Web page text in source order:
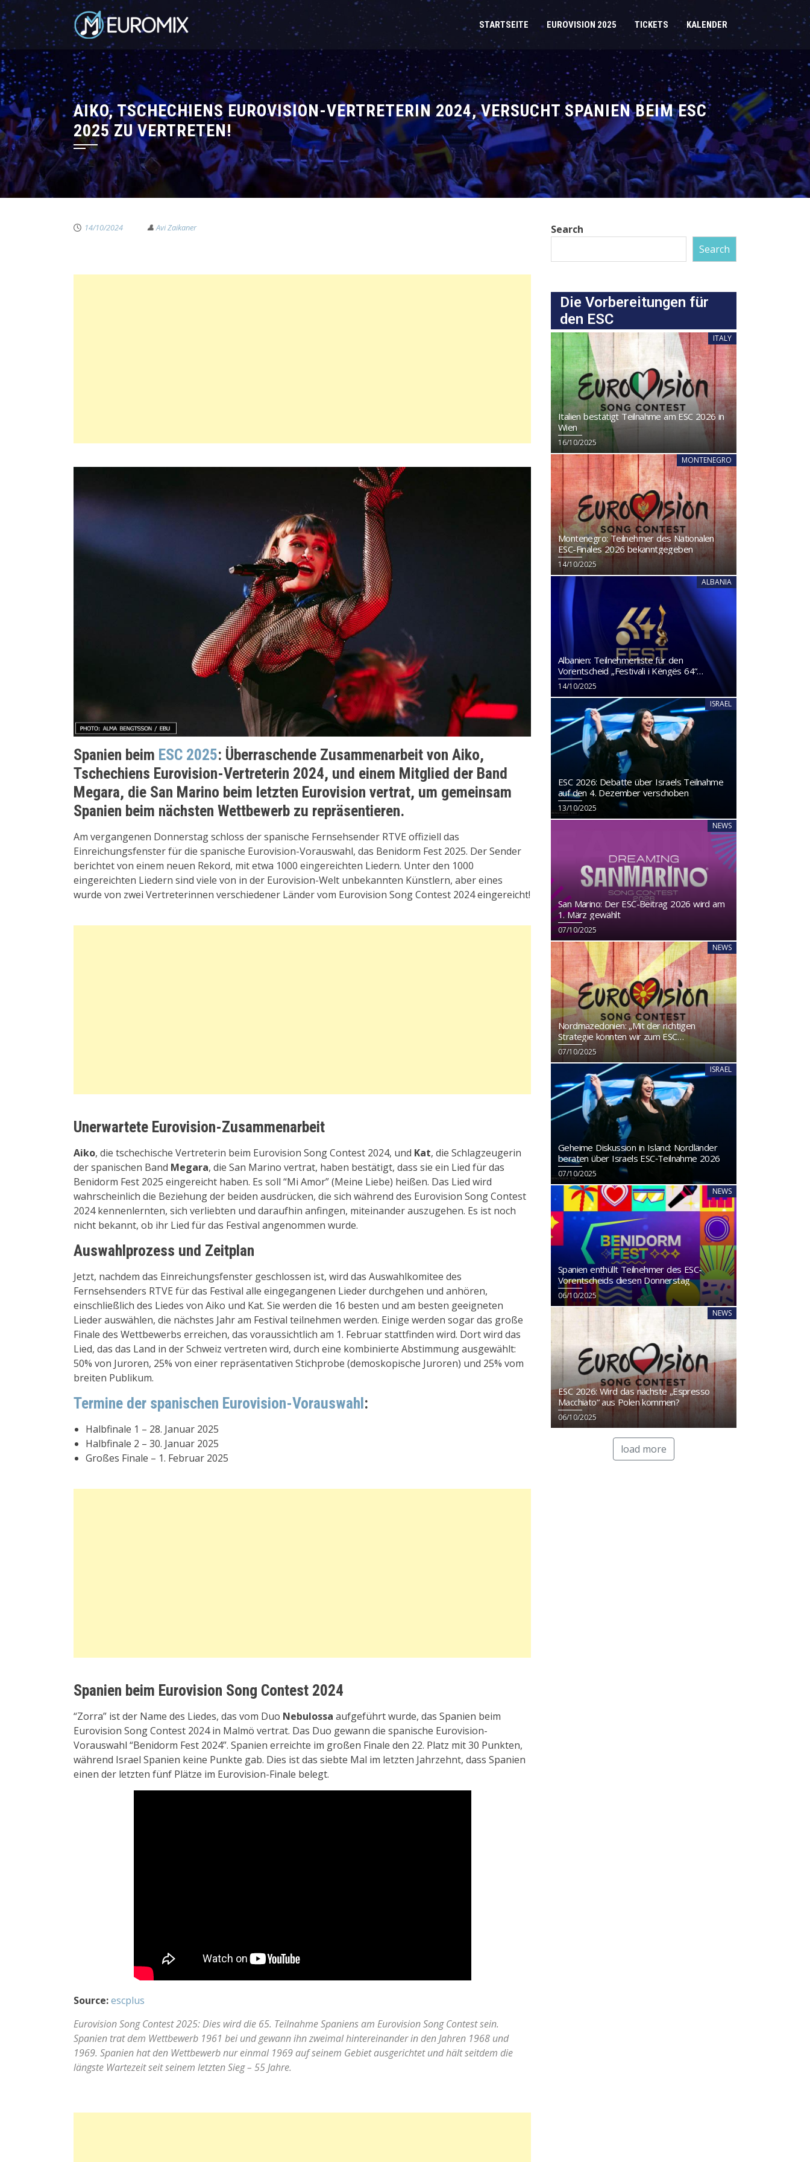
STARTSEITE EUROVISION 2025 TICKETS KALENDER
AIKO, TSCHECHIENS EUROVISION-VERTRETERIN 2024, VERSUCHT SPANIEN BEIM ESC
2025 ZU VERTRETEN!
14/10/2024
Spanien beim ESC 2025: Überraschende Zusammenarbeit von Aiko,
Tschechiens Eurovision-Vertreterin 2024, und einem Mitglied der Band
Megara, die San Marino beim letzten Eurovision vertrat, um gemeinsam
Spanien beim nächsten Wettbewerb zu repräsentieren.
Am vergangenen Donnerstag schloss der spanische Fernsehsender RTVE offiziell das
Einreichungsfenster für die spanische Eurovision-Vorauswahl, das Benidorm Fest 2025. Der Sender
berichtet von einem neuen Rekord, mit etwa 1000 eingereichten Liedern. Unter den 1000
eingereichten Liedern sind viele von in der Eurovision-Welt unbekannten Künstlern, aber eines
wurde von zwei Vertreterinnen verschiedener Länder vom Eurovision Song Contest 2024 eingereicht!
Unerwartete Eurovision-Zusammenarbeit
Aiko, die tschechische Vertreterin beim Eurovision Song Contest 2024, und Kat, die Schlagzeugerin
der spanischen Band Megara, die San Marino vertrat, haben bestätigt, dass sie ein Lied für das
Benidorm Fest 2025 eingereicht haben. Es soll “Mi Amor” (Meine Liebe) heißen. Das Lied wird
wahrscheinlich die Beziehung der beiden ausdrücken, die sich während des Eurovision Song Contest
2024 kennenlernten, sich verliebten und daraufhin anfingen, miteinander auszugehen. Es ist noch
nicht bekannt, ob ihr Lied für das Festival angenommen wurde.
Auswahlprozess und Zeitplan
Jetzt, nachdem das Einreichungsfenster geschlossen ist, wird das Auswahlkomitee des
Fernsehsenders RTVE für das Festival alle eingegangenen Lieder durchgehen und anhören,
einschließlich des Liedes von Aiko und Kat. Sie werden die 16 besten und am besten geeigneten
Lieder auswählen, die nächstes Jahr am Festival teilnehmen werden. Einige werden sogar das große
Finale des Wettbewerbs erreichen, das voraussichtlich am 1. Februar stattfinden wird. Dort wird das
Lied, das das Land in der Schweiz vertreten wird, durch eine kombinierte Abstimmung ausgewählt:
50% von Juroren, 25% von einer repräsentativen Stichprobe (demoskopische Juroren) und 25% vom
breiten Publikum.
Termine der spanischen Eurovision-Vorauswahl:
Halbfinale 1 – 28. Januar 2025
Halbfinale 2 – 30. Januar 2025
Großes Finale – 1. Februar 2025
Spanien beim Eurovision Song Contest 2024
“Zorra” ist der Name des Liedes, das vom Duo Nebulossa aufgeführt wurde, das Spanien beim
Eurovision Song Contest 2024 in Malmö vertrat. Das Duo gewann die spanische Eurovision-
Vorauswahl “Benidorm Fest 2024”. Spanien erreichte im großen Finale den 22. Platz mit 30 Punkten,
während Israel Spanien keine Punkte gab. Dies ist das siebte Mal im letzten Jahrzehnt, dass Spanien
einen der letzten fünf Plätze im Eurovision-Finale belegt.
Source:escplus
Eurovision Song Contest 2025: Dies wird die 65. Teilnahme Spaniens am Eurovision Song Contest sein.
Spanien trat dem Wettbewerb 1961 bei und gewann ihn zweimal hintereinander in den Jahren 1968 und
1969. Spanien hat den Wettbewerb nur einmal 1969 auf seinem Gebiet ausgerichtet und hält seitdem die
längste Wartezeit seit seinem letzten Sieg – 55 Jahre.
Search
Search
Die Vorbereitungen für
den ESC
ITALY
Italien bestätigt Teilnahme am ESC 2026 in
Wien
16/10/2025
MONTENEGRO
Montenegro: Teilnehmer des Nationalen
ESC-Finales 2026 bekanntgegeben
14/10/2025
ALBANIA
Albanien: Teilnehmerliste für den
Vorentscheid „Festivali i Këngës 64“
veröffentlicht
14/10/2025
ISRAEL
ESC 2026: Debatte über Israels Teilnahme
auf den 4. Dezember verschoben
13/10/2025
NEWS
San Marino: Der ESC-Beitrag 2026 wird am
1. März gewählt
07/10/2025
NEWS
Nordmazedonien: „Mit der richtigen
Strategie könnten wir zum ESC
zurückkehren“
07/10/2025
ISRAEL
Geheime Diskussion in Island: Nordländer
beraten über Israels ESC‑Teilnahme 2026
07/10/2025
NEWS
Spanien enthüllt Teilnehmer des ESC-
Vorentscheids diesen Donnerstag
06/10/2025
NEWS
ESC 2026: Wird das nächste „Espresso
Macchiato“ aus Polen kommen?
06/10/2025
load more